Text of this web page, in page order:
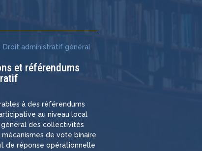
Droit administratif général
et référendums
à des référendums
au niveau local
des collectivités
de vote binaire
de réponse opérationnelle